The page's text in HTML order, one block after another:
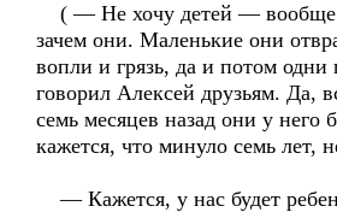
( — Не хочу детей — вообще
зачем они. Маленькие они
вопли и грязь, да и потом
говорил Алексей друзьям. Да,
семь месяцев назад они у него
кажется, что минуло семь лет,
— Кажется, у нас будет